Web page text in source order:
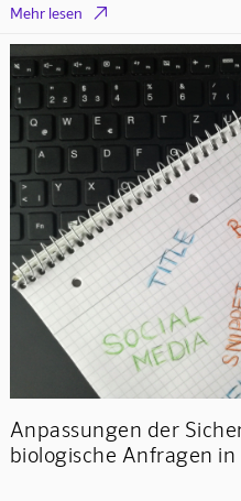
Mehr lesen 
Anpassungen der
biologische Anfragen in